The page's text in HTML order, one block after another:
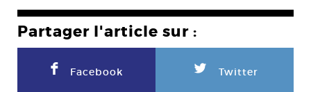
Partager l'article sur :
F Facebook L Twitter